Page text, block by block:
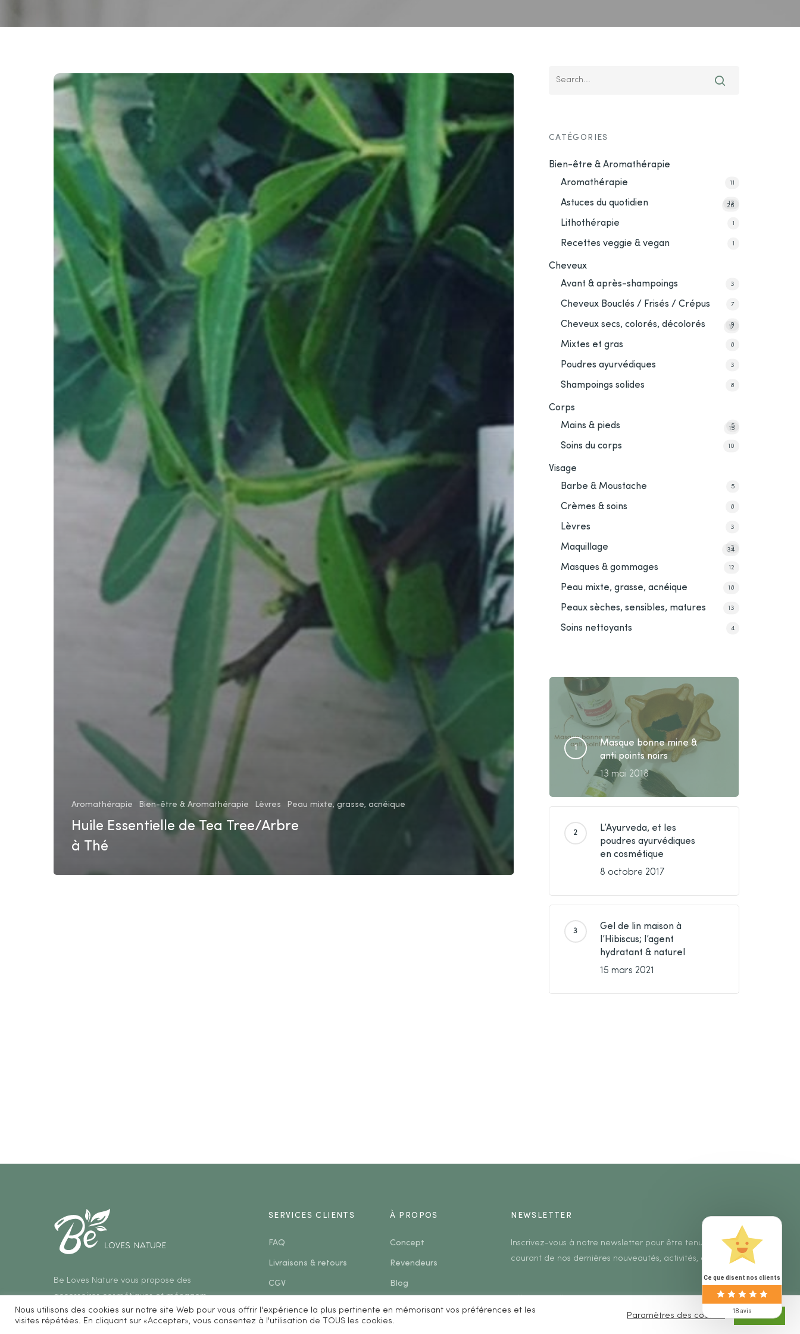
Huile
Essentielle
Tea
Tree/Arbre
Aromathérapie Bien-être & Aromathérapie Lèvres Peau mixte, grasse, acnéique
Huile Essentielle de Tea Tree/Arbre
à Thé
CATÉGORIES
Bien-être & Aromathérapie
26
Aromathérapie 11
Astuces du quotidien 13
Lithothérapie 1
Recettes veggie & vegan 1
Cheveux
17
Avant & après-shampoings 3
Cheveux Bouclés / Frisés / Crépus 7
Cheveux secs, colorés, décolorés 9
Mixtes et gras 8
Poudres ayurvédiques 3
Shampoings solides 8
Corps
15
Mains & pieds 5
Soins du corps 10
Visage
34
Barbe & Moustache 5
Crèmes & soins 8
Lèvres 3
Maquillage 3
Masques & gommages 12
Peau mixte, grasse, acnéique 18
Peaux sèches, sensibles, matures 13
Soins nettoyants 4
Masque bonne mine &
anti points noirs
13 mai 2018
L’Ayurveda, et les
poudres ayurvédiques
en cosmétique
8 octobre 2017
Gel de lin maison à
l’Hibiscus; l’agent
hydratant & naturel
15 mars 2021
Be Loves Nature vous propose des
accessoires cosmétiques et ménagers
zéro déchet.
SERVICES CLIENTS
FAQ
Livraisons & retours
CGV
À PROPOS
Concept
Revendeurs
Blog
NEWSLETTER
Inscrivez-vous à notre newsletter pour être tenu au
courant de nos dernières nouveautés, activités, etc.
Nous utilisons des cookies sur notre site Web pour vous offrir l'expérience la plus pertinente en mémorisant vos préférences et les
visites répétées. En cliquant sur «Accepter», vous consentez à l'utilisation de TOUS les cookies.
Paramètres des cookies ACCEPTER
Ce que disent nos clients
18 avis